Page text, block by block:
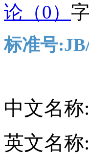
论（0）
标准号
中文名称:
英文名称